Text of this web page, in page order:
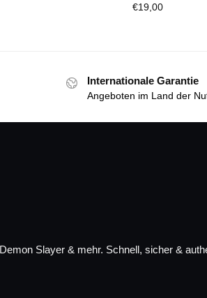
€19,00
Internationale Garantie
Angeboten im Land der
Slayer & mehr. Schnell, sicher &